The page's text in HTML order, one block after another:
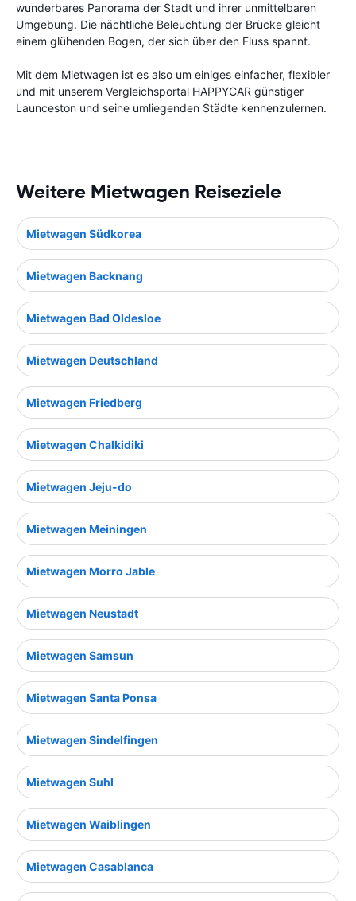
wunderbares Panorama der Stadt und ihrer unmittelbaren
Umgebung. Die nächtliche Beleuchtung der Brücke gleicht
einem glühenden Bogen, der sich über den Fluss spannt.
Mit dem Mietwagen ist es also um einiges einfacher, flexibler
und mit unserem Vergleichsportal HAPPYCAR günstiger
Launceston und seine umliegenden Städte kennenzulernen.
Weitere Mietwagen Reiseziele
Mietwagen Südkorea
Mietwagen Backnang
Mietwagen Bad Oldesloe
Mietwagen Deutschland
Mietwagen Friedberg
Mietwagen Chalkidiki
Mietwagen Jeju-do
Mietwagen Meiningen
Mietwagen Morro Jable
Mietwagen Neustadt
Mietwagen Samsun
Mietwagen Santa Ponsa
Mietwagen Sindelfingen
Mietwagen Suhl
Mietwagen Waiblingen
Mietwagen Casablanca